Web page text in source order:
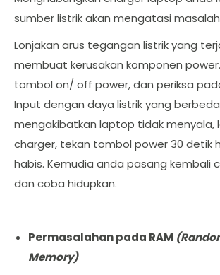
sumber listrik akan mengatasi
Lonjakan arus tegangan listrik yang
membuat kerusakan komponen
tombol on/ off power, dan periksa
Input dengan daya listrik yang
mengakibatkan laptop tidak menyala,
charger, tekan tombol power 30 detik
habis. Kemudia anda pasang kembali
dan coba hidupkan.
Permasalahan pada RAM
Memory)